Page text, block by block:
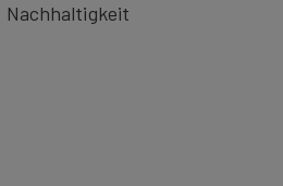
Nachhaltigkeit